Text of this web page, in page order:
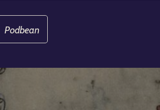
Podbean